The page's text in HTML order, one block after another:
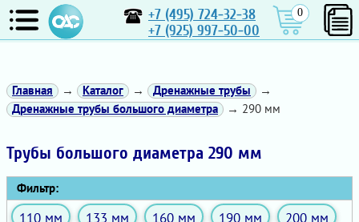
+7 (495) 724-32-38
+7 (925) 997-50-00
0
Главная → Каталог → Дренажные трубы
→
Дренажные трубы большого диаметра
→ 290 мм
Трубы большого диаметра 290 мм
Фильтр:
110 мм 133 мм 160 мм 190 мм
200 мм